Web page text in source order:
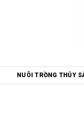
NUÔI TRỒNG THỦY